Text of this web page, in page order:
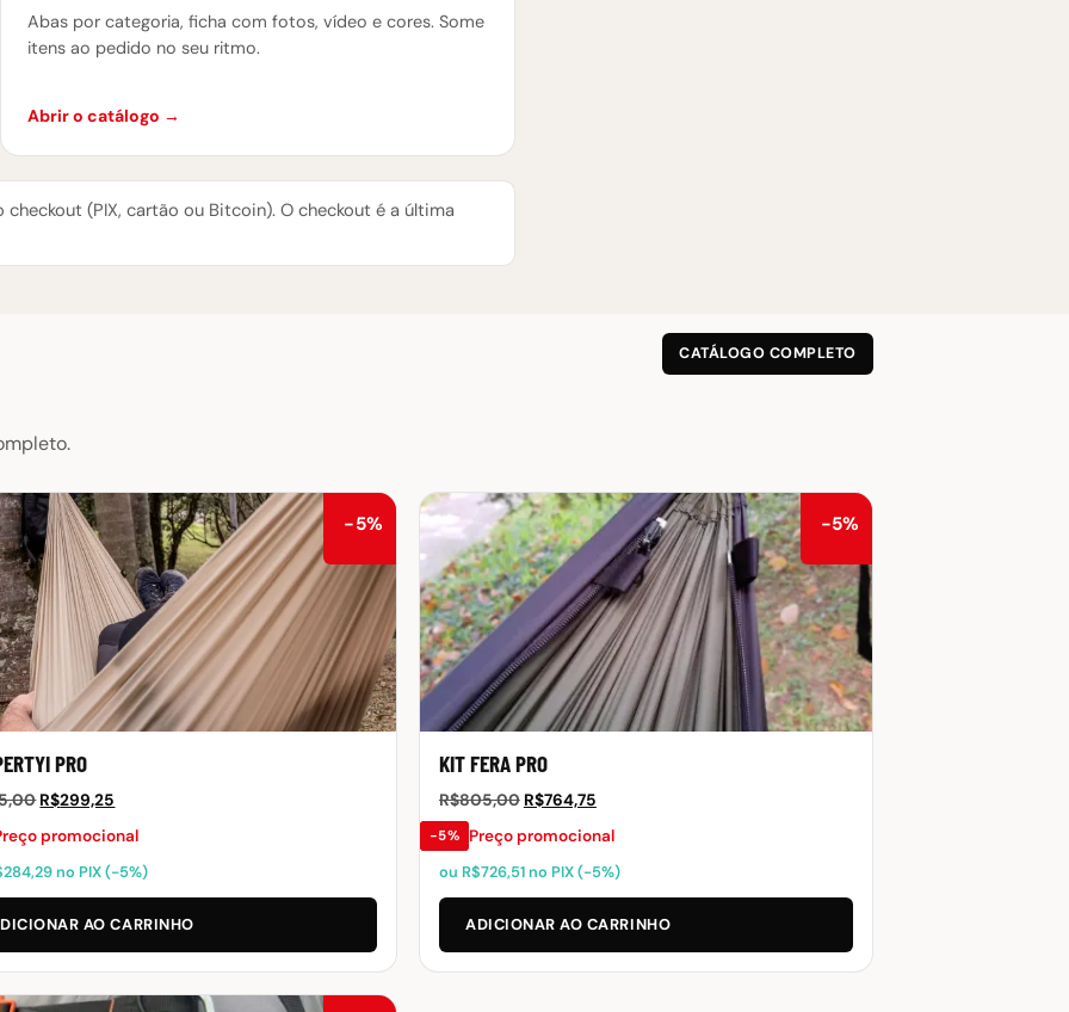
Abas por categoria, ficha com fotos, vídeo e cores. Some
itens ao pedido no seu ritmo.
Abrir o catálogo →
(PIX, cartão ou Bitcoin). O checkout é a última
CATÁLOGO COMPLETO
−5%
PRO
O
original
era:
R$315,00.
R$299,25
atual
é:
R$299,25.
promocional
284,29no PIX (−5%)
AO CARRINHO
−5%
KIT FERA PRO
R$805,00 O
original
era:
R$805,00.
R$764,75O
atual
é:
R$764,75.
−5% Preço promocional
ou R$726,51no PIX (−5%)
ADICIONAR AO CARRINHO